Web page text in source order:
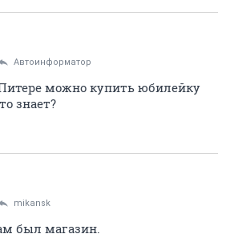
Автоинформатор
можно купить юбилейку
знает?
mikansk
был магазин.